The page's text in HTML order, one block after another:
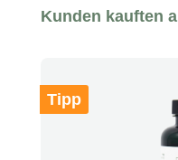
Produktgalerie
Kunden kauften
Tipp